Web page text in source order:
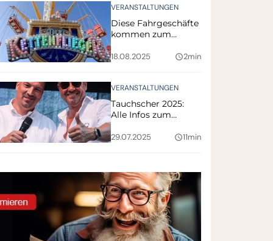
VERANSTALTUNGEN
Diese Fahrgeschäfte
kommen zum
(mit Verlosung)
18.08.2025 query_builder2min
VERANSTALTUNGEN
Tauchscher 2025:
Alle Infos zum
29.07.2025 query_builder11min